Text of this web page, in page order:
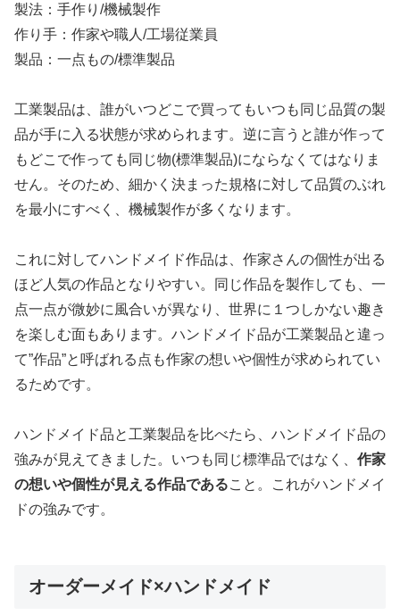
製法：手作り/機械製作
作り手：作家や職人/工場従業員
製品：一点もの/標準製品
工業製品は、誰がいつどこで買ってもいつも同じ品質の製
品が手に入る状態が求められます。逆に言うと誰が作って
もどこで作っても同じ物(標準製品)にならなくてはなりま
せん。そのため、細かく決まった規格に対して品質のぶれ
を最小にすべく、機械製作が多くなります。
これに対してハンドメイド作品は、作家さんの個性が出る
ほど人気の作品となりやすい。同じ作品を製作しても、一
点一点が微妙に風合いが異なり、世界に１つしかない趣き
を楽しむ面もあります。ハンドメイド品が工業製品と違っ
て”作品”と呼ばれる点も作家の想いや個性が求められてい
るためです。
ハンドメイド品と工業製品を比べたら、ハンドメイド品の
強みが見えてきました。いつも同じ標準品ではなく、 作家
の想いや個性が見える作品であること。これがハンドメイ
ドの強みです。
オーダーメイド×ハンドメイド